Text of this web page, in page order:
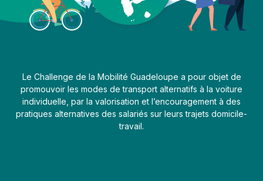
Le Challenge de la Mobilité Guadeloupe a pour objet de
promouvoir les modes de transport alternatifs à la voiture
individuelle, par la valorisation et l’encouragement à des
pratiques alternatives des salariés sur leurs trajets domicile-
travail.